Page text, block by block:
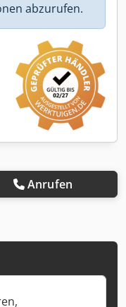
abzurufen.
Anrufen